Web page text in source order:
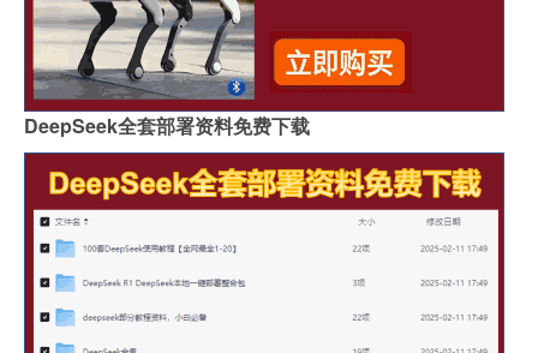
DeepSeek全套部署资料免费下载